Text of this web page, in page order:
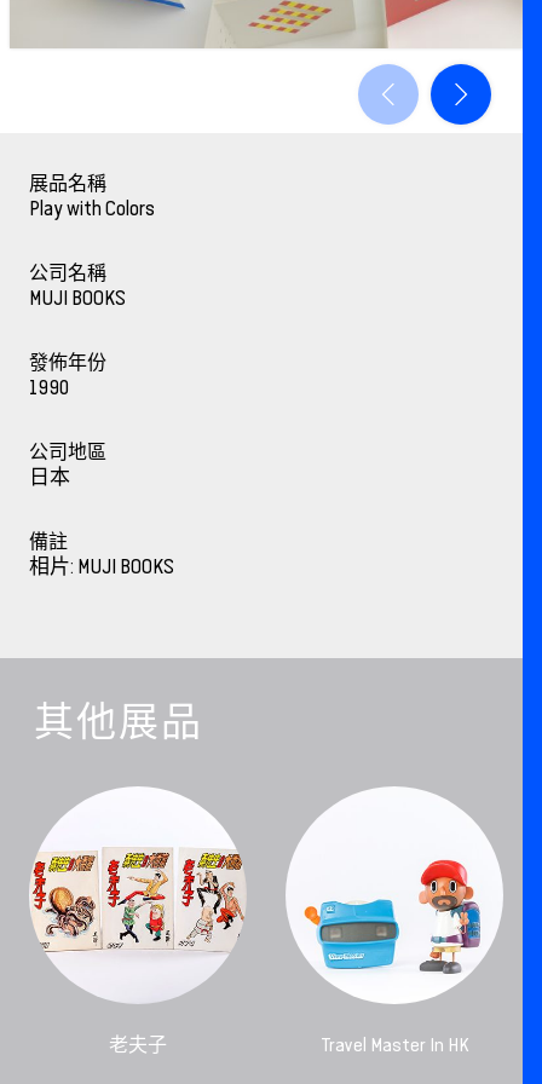
展品名稱
Play with Colors
公司名稱
MUJI BOOKS
發佈年份
1990
公司地區
日本
備註
相片: MUJI BOOKS
其他展品
老夫子 Travel Master In HK